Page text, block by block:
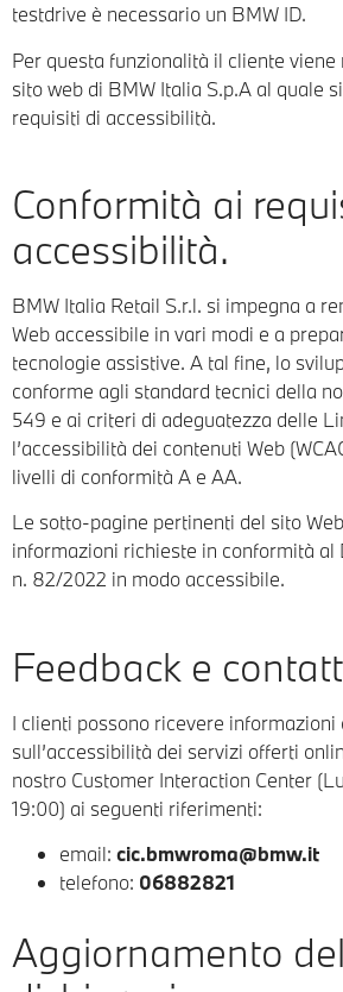
testdrive è necessario un BMW ID.
Per questa funzionalità il cliente
sito web di BMW Italia S.p.A al quale
requisiti di accessibilità.
Conformità ai
accessibilità.
BMW Italia Retail S.r.l. si impegna a
Web accessibile in vari modi e a
tecnologie assistive. A tal fine, lo
conforme agli standard tecnici della
549 e ai criteri di adeguatezza delle
l’accessibilità dei contenuti Web
livelli di conformità A e AA.
Le sotto-pagine pertinenti del sito
informazioni richieste in conformità
n. 82/2022 in modo accessibile.
Feedback e
I clienti possono ricevere informazioni
sull’accessibilità dei servizi offerti
nostro Customer Interaction Center
19:00) ai seguenti riferimenti:
email: cic.bmwroma@bmw.it
telefono: 06882821
Aggiornamento